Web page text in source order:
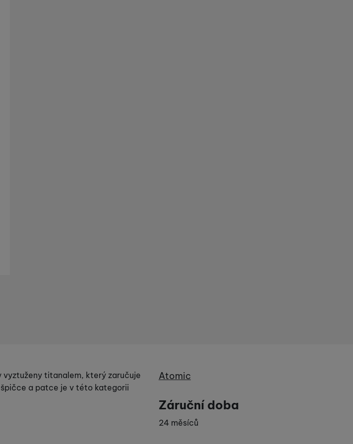
abychom vám mohli zobrazit vhodné obsahy nebo reklamy
vyztuženy titanalem, který zaručuje
špičce a patce je v této kategorii
Výrobce
Atomic
Záruční doba
24 měsíců